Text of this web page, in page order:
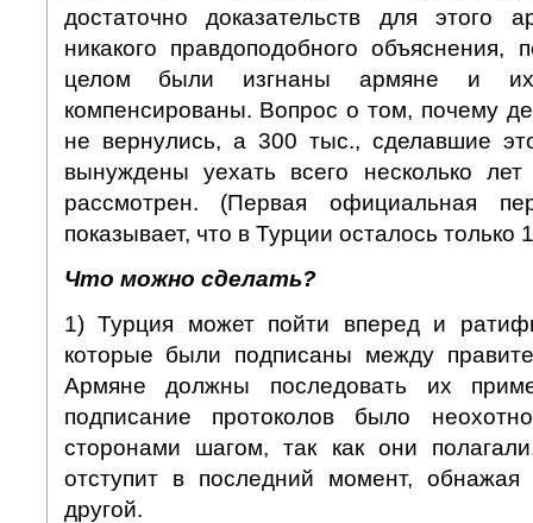
достаточно доказательств для этого
никакого правдоподобного
целом были изгнаны армяне и
компенсированы. Вопрос о том, почему
не вернулись, а 300 тыс., сделавшие
вынуждены уехать всего несколько
рассмотрен. (Первая официальная
показывает, что в Турции осталось только
Что можно сделать?
1) Турция может пойти вперед и
которые были подписаны между
Армяне должны последовать их
подписание протоколов было
сторонами шагом, так как они
отступит в последний момент, обнажая
другой.